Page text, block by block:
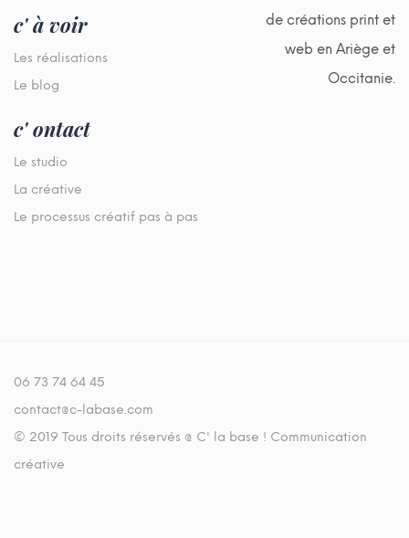
c' à voir
Les réalisations
Le blog
c' ontact
Le studio
La créative
Le processus créatif pas à pas
de créations print et
web en Ariège et
Occitanie.
06 73 74 64 45
contact@c-labase.com
© 2019 Tous droits réservés @ C' la base ! Communication
créative